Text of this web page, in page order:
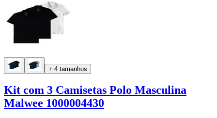
+ 4 tamanhos
Kit com 3 Camisetas Polo Masculina
Malwee 1000004430